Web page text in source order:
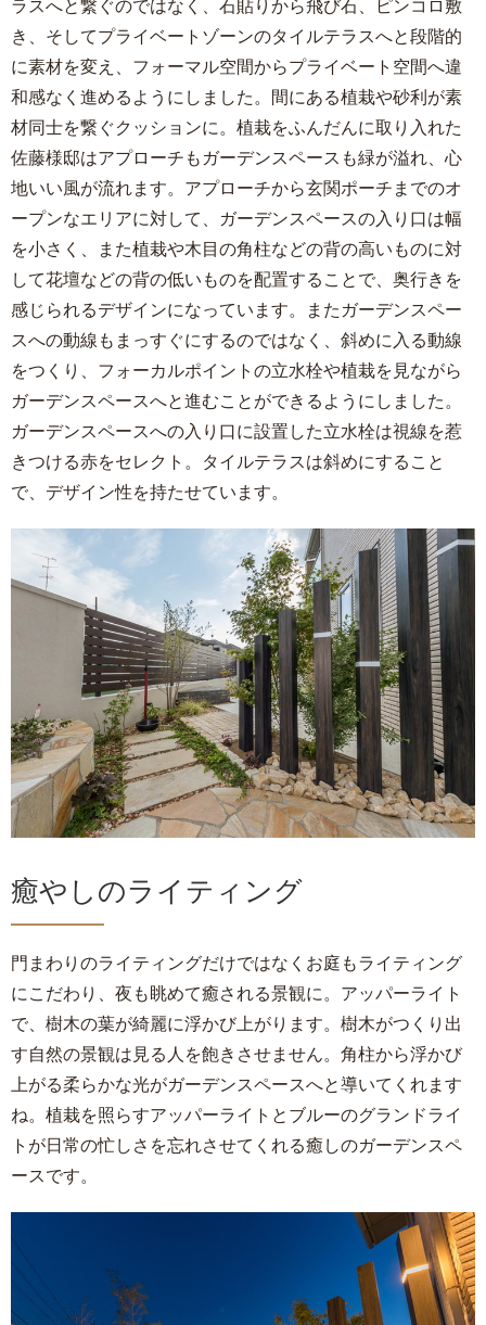
き、そしてプライベートゾーンのタイルテラスへと段階的
に素材を変え、フォーマル空間からプライベート空間へ違
和感なく進めるようにしました。間にある植栽や砂利が素
材同士を繋ぐクッションに。植栽をふんだんに取り入れた
佐藤様邸はアプローチもガーデンスペースも緑が溢れ、心
地いい風が流れます。アプローチから玄関ポーチまでのオ
ープンなエリアに対して、ガーデンスペースの入り口は幅
を小さく、また植栽や木目の角柱などの背の高いものに対
して花壇などの背の低いものを配置することで、奥行きを
感じられるデザインになっています。またガーデンスペー
スへの動線もまっすぐにするのではなく、斜めに入る動線
をつくり、フォーカルポイントの立水栓や植栽を見ながら
ガーデンスペースへと進むことができるようにしました。
ガーデンスペースへの入り口に設置した立水栓は視線を惹
きつける赤をセレクト。タイルテラスは斜めにすること
で、デザイン性を持たせています。
癒やしのライティング
門まわりのライティングだけではなくお庭もライティング
にこだわり、夜も眺めて癒される景観に。アッパーライト
で、樹木の葉が綺麗に浮かび上がります。樹木がつくり出
す自然の景観は見る人を飽きさせません。角柱から浮かび
上がる柔らかな光がガーデンスペースへと導いてくれます
ね。植栽を照らすアッパーライトとブルーのグランドライ
トが日常の忙しさを忘れさせてくれる癒しのガーデンスペ
ースです。